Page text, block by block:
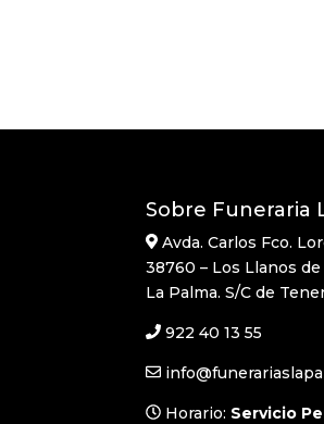
Sobre Funeraria
Avda. Carlos Fco.
38760 – Los Llanos
La Palma. S/C de
922 40 13 55
Horario: Servicio